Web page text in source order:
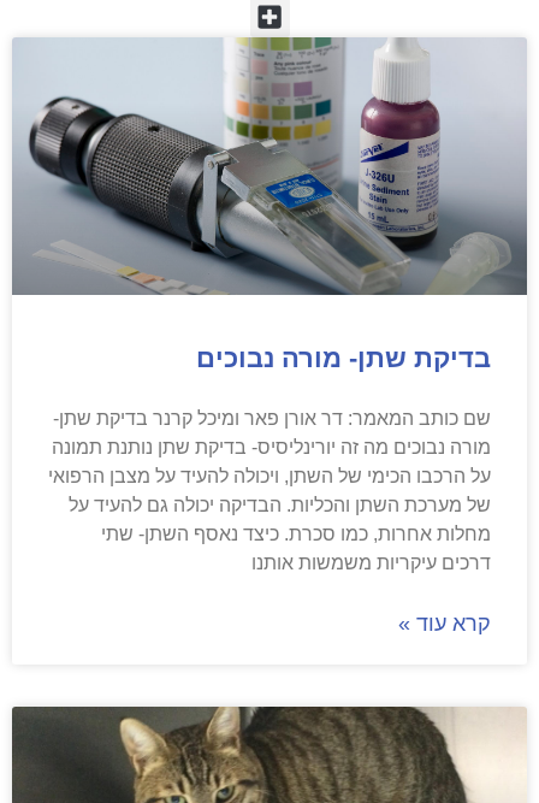
בדיקת שתן- מורה נבוכים
שם כותב המאמר: דר אורן פאר ומיכל קרנר בדיקת שתן-
מורה נבוכים מה זה יורינליסיס- בדיקת שתן נותנת תמונה
על הרכבו הכימי של השתן, ויכולה להעיד על מצבן הרפואי
של מערכת השתן והכליות. הבדיקה יכולה גם להעיד על
מחלות אחרות, כמו סכרת. כיצד נאסף השתן- שתי
דרכים עיקריות משמשות אותנו
קרא עוד »